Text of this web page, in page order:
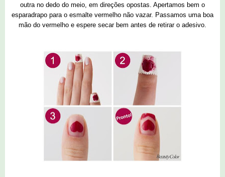
outra no dedo do meio, em direções opostas. Apertamos bem o
esparadrapo para o esmalte vermelho não vazar. Passamos uma boa
mão do vermelho e espere secar bem antes de retirar o adesivo.